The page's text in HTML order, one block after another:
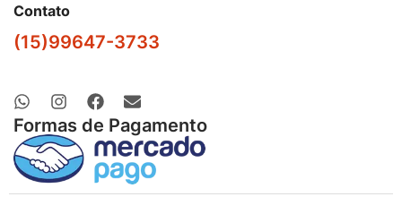
Contato
(15)99647-3733
Formas de Pagamento